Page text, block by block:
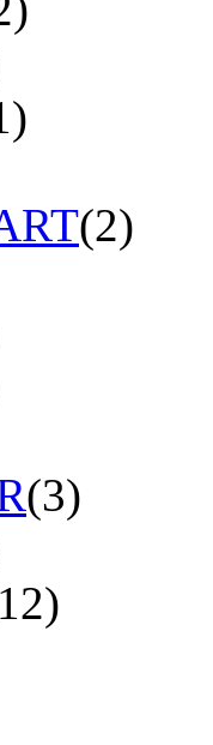
(2)
(3)